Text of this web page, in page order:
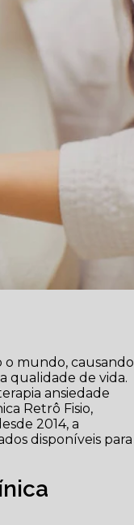
o mundo, causando
qualidade de vida.
ansiedade
Retrô Fisio,
2014, a
disponíveis para